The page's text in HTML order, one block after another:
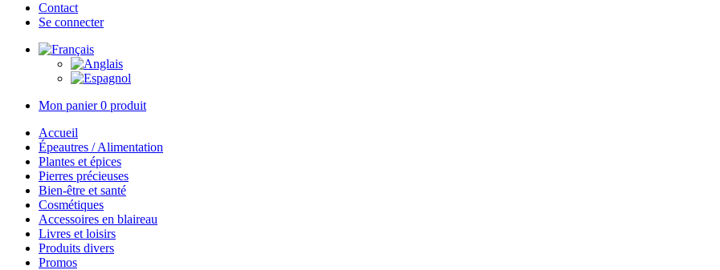
Contact
Se connecter
Mon panier0 produit
Accueil
Épeautres / Alimentation
Plantes et épices
Pierres précieuses
Bien-être et santé
Cosmétiques
Accessoires en blaireau
Livres et loisirs
Produits divers
Promos